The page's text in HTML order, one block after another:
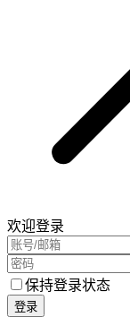
欢迎登录
保持登录状态
登录